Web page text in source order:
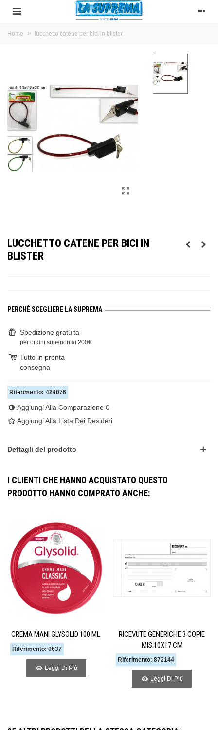
Home > lucchetto catene per bici in blister
LUCCHETTO CATENE PER BICI IN
BLISTER
PERCHÈ SCEGLIERE LA SUPREMA
Spedizione gratuita
per ordini superiori ai 200€
Tutto in pronta
consegna
Riferimento: 424076
Aggiungi Alla Comparazione 0
Aggiungi Alla Lista Dei Desideri
Dettagli del prodotto
I CLIENTI CHE HANNO ACQUISTATO QUESTO
PRODOTTO HANNO COMPRATO ANCHE:
CREMA MANI GLYSOLID 100 ML.
Riferimento: 0637
Leggi Di Piú
RICEVUTE GENERICHE 3 COPIE
MIS.10X17 CM
Riferimento: 872144
Leggi Di Piú